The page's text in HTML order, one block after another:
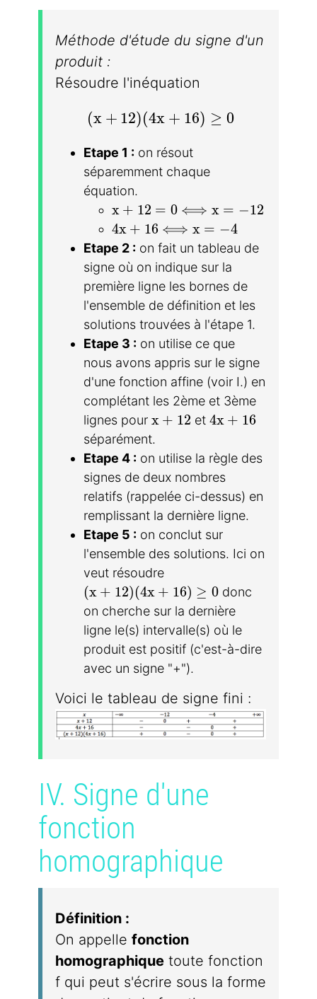
Méthode d'étude du signe d'un
produit :
Résoudre l'inéquation
(x+12)(4x+16)\geq 0
(x + 12)(4x + 16) ≥ 0
Etape 1 : on résout
séparemment chaque
équation.
x+12=0\Longleftrightarrow x=-
x + 12 = 0 ⟺ x = −12
4x+16\Longleftrightarrow x=-4
4x + 16 ⟺ x = −4
Etape 2 : on fait un tableau de
signe où on indique sur la
première ligne les bornes de
l'ensemble de définition et les
solutions trouvées à l'étape 1.
Etape 3 : on utilise ce que
nous avons appris sur le signe
d'une fonction affine (voir I.) en
complétant les 2ème et 3ème
lignes pour x +12
x + 12 et 4x+16
4x + 16
séparément.
Etape 4 : on utilise la règle des
signes de deux nombres
relatifs (rappelée ci-dessus) en
remplissant la dernière ligne.
Etape 5 : on conclut sur
l'ensemble des solutions. Ici on
veut résoudre
(x+12)(4x+16)\geq0
(x + 12)(4x + 16) ≥ 0donc
on cherche sur la dernière
ligne le(s) intervalle(s) où le
produit est positif (c'est-à-dire
avec un signe "+").
Voici le tableau de signe fini :
IV. Signe d'une
fonction
homographique
Définition :
On appelle fonction
homographique toute fonction
f qui peut s'écrire sous la forme